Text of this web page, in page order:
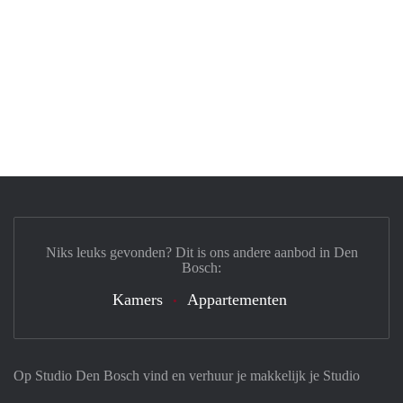
Op Studio Den Bosch vind en verhuur je makkelijk je Studio
Niks leuks gevonden? Dit is ons andere aanbod in Den
Bosch:
Kamers Appartementen